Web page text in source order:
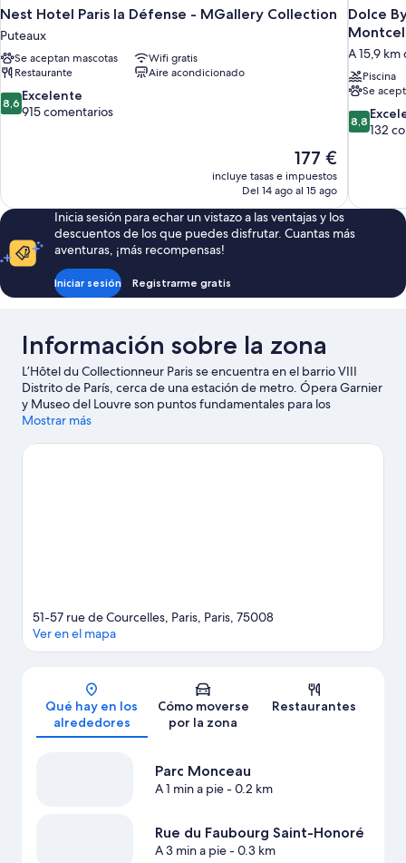
Nest Hotel Paris la Défense - MGallery Collection
Puteaux
Se aceptan mascotas
Wifi gratis
Restaurante
Aire acondicionado
8.6
sobre
8,6 Excelente
915 comentarios
El
precio
actual
de
177 €
177 €
incluye tasas e impuestos
Del 14 ago al 15 ago
Dolce
Montcel
A 15,9
Piscina
Se
8.8
sobre
8,8
132
Inicia sesión para echar un vistazo a las ventajas y los
descuentos de los que puedes disfrutar. Cuantas más
aventuras, ¡más recompensas!
Iniciar sesión Registrarme gratis
Información sobre la zona
L’Hôtel du Collectionneur Paris se encuentra en el barrio VIII
Distrito de París, cerca de una estación de metro. Ópera Garnier
y Museo del Louvre son puntos fundamentales para los
aficionados a la cultura; si lo tuyo son las compras, no olvides
merece la pena acercarse a Museo Jacquemart-André y
Mostrar más
Mapa
51-57 rue de Courcelles, Paris, Paris, 75008
Ver en el mapa
Qué hay en los
alrededores
Cómo moverse
por la zona
Restaurantes
Parc Monceau
A 1 min a pie- 0.2 km
Rue du Faubourg Saint-Honoré
A 3 min a pie- 0.3 km